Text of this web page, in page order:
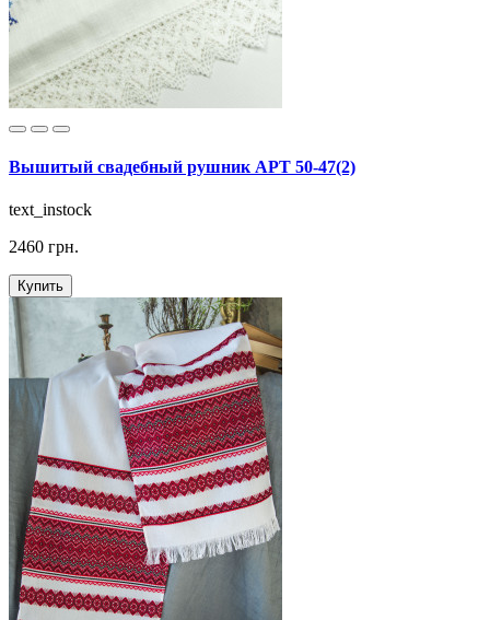
Вышитый свадебный рушник АРТ 50-47(2)
text_instock
2460 грн.
Купить